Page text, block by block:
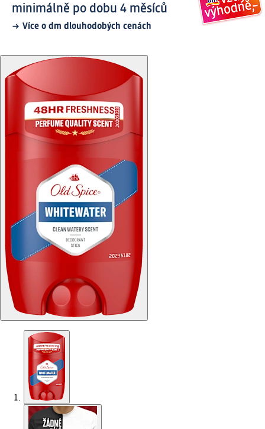
minimálně po dobu 4 měsíců
Více o dm dlouhodobých cenách